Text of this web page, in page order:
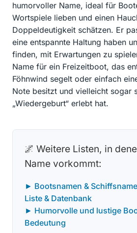
humorvoller Name, ideal für
Wortspiele lieben und einen
Doppeldeutigkeit schätzen. Er
eine entspannte Haltung haben
finden, mit Erwartungen zu
Name für ein Freizeitboot, das
Föhnwind segelt oder einfach
Note besitzt und vielleicht sogar
„Wiedergeburt“ erlebt hat.
🌌 Weitere Listen, in
Name vorkommt:
► Bootsnamen &
Liste & Datenbank
► Humorvolle und lustige
Bedeutung